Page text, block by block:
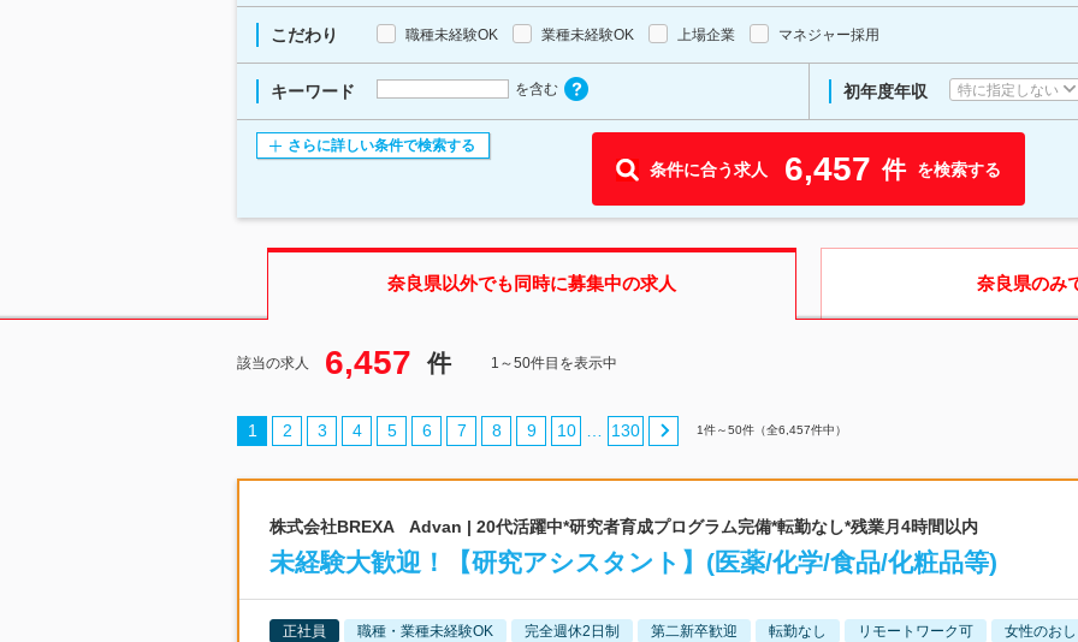
こだわり 職種未経験OK 業種未経験OK 上場企業 マネジャー採用
キーワード を含む 初年度年収 特に指定しない
さらに詳しい条件で検索する
条件に合う求人 6,457 件 を検索する
奈良県以外でも同時に募集中の求人 奈良県のみ
該当の求人 6,457 件 1～50件目を表示中
1 2 3 4 5 6 7 8 9 10 … 130 1件～50件（全6,457件中）
株式会社BREXA Advan | 20代活躍中*研究者育成プログラム完備*転勤なし*残業月4時間以内
未経験大歓迎！【研究アシスタント】(医薬/化学/食品/化粧品等)
正社員 職種・業種未経験OK 完全週休2日制 第二新卒歓迎 転勤なし リモートワーク可 女性のお